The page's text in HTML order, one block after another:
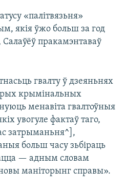
«палітвязьня»
якія ўжо больш за год
Салаўёў пракамэнтаваў
гвалту ў дзеяньнях
крымінальных
менавіта гвалтоўныя
увогуле фактаў таго,
затрыманьня^],
больш часу зьбіраць
— адным словам
маніторынг справы».